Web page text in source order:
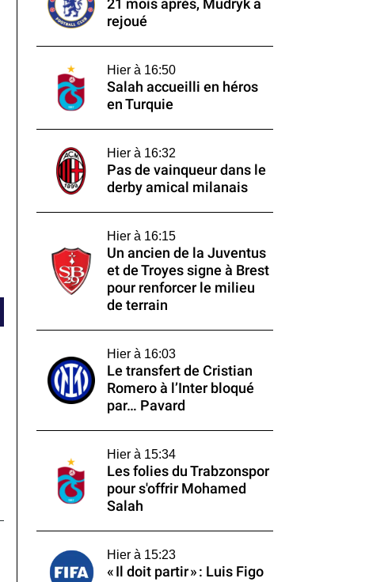
21 mois après, Mudryk a
rejoué
Hier à 16:50
Salah accueilli en héros
en Turquie
Hier à 16:32
Pas de vainqueur dans le
derby amical milanais
Hier à 16:15
Un ancien de la Juventus
et de Troyes signe à Brest
pour renforcer le milieu
de terrain
Hier à 16:03
Le transfert de Cristian
Romero à l’Inter bloqué
par… Pavard
Hier à 15:34
Les folies du Trabzonspor
pour s'offrir Mohamed
Salah
Hier à 15:23
« Il doit partir » : Luis Figo